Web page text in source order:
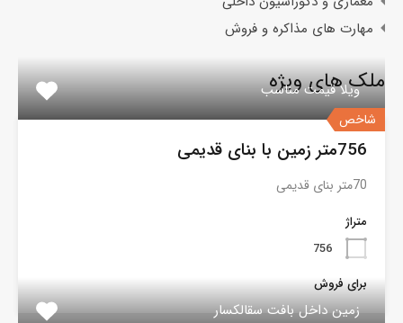
مهارت های مذاکره و فروش
ملک های ویژه
شاخص
ویلا قیمت مناسب
756متر زمین با بنای قدیمی
70متر بنای قدیمی
متراژ
756
برای فروش
زمین داخل بافت سقالکسار